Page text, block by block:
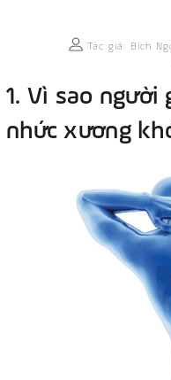
Tác giả: Bích
1. Vì sao
nhức xương